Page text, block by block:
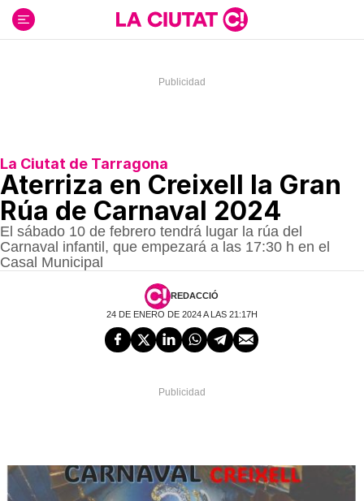
contenido
La Ciutat de Tarragona
Aterriza en Creixell la Gran
Rúa de Carnaval 2024
El sábado 10 de febrero tendrá lugar la rúa del
Carnaval infantil, que empezará a las 17:30 h en el
Casal Municipal
REDACCIÓ
24 DE ENERO DE 2024 A LAS 21:17H